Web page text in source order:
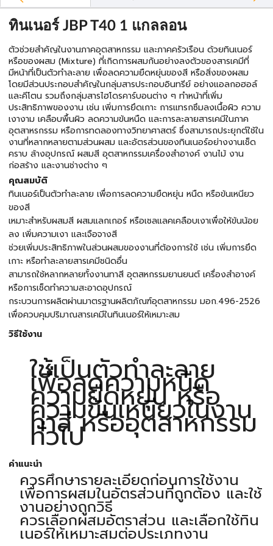
ทินเนอร์ JBP T40 1 แกลลอน
ตัวช่วยสำคัญในงานภาคอุตสาหกรรม และภาคครัวเรือน ด้วยทินเนอร์
หรือของผสม (Mixture) ที่เกิดการผสมกันอย่างลงตัวของสารเคมีที่
มีหน้าที่เป็นตัวทำละลาย เพื่อลดความยืดหยุ่นของสี หรือสิ่งของผสม
โดยมีส่วนประกอบสำคัญในกลุ่มสารประกอบอินทรีย์ อย่างแอลกอฮอล์
และคีโตน รวมถึงกลุ่มสารไฮโดรคาร์บอนต่าง ๆ ทำหน้าที่เพิ่ม
ประสิทธิภาพของงาน เช่น เพิ่มการยึดเกาะ การแทรกซึมลงเนื้อผิว ความ
เงางาม เคลือบพื้นผิว ลดความข้นหนืด และการละลายสารเคมีในภาค
อุตสาหรกรรม หรือการทดลองทางวิทยาศาสตร์ ซึ่งสามารถประยุกต์ใช้ใน
งานที่หลากหลายตามส่วนผสม และอัตรส่วนของทินเนอร์อย่างงานเช็ด
คราบ ล้างอุปกรณ์ ผสมสี อุตสาหกรรมเครื่องสำอางค์ งานไม้ งาน
ก่อสร้าง และงานช่างต่าง ๆ
คุณสมบัติ
ทินเนอร์เป็นตัวทำละลาย เพื่อการลดความยืดหยุ่น หนืด หรือข้นเหนียว
ของสี
เหมาะสำหรับผสมสี ผสมแลกเกอร์ หรือเชลแลคเคลือบเงาเพื่อให้ข้นน้อย
ลง เพิ่มความเงา และเจือจางสี
ช่วยเพิ่มประสิทธิภาพในส่วนผสมของงานที่ต้องการใช้ เช่น เพิ่มการยึด
เกาะ หรือทำละลายสารเคมีชนิดอื่น
สามารถใช้หลากหลายทั้งงานทาสี อุตสหกรรมยานยนต์ เครื่องสำอางค์
หรือการเช็ดทำความสะอาดอุปกรณ์
กระบวนการผลิตผ่านมาตรฐานผลิตภัณฑ์อุตสาหกรรม มอก.496-2526
เพื่อควบคุมปริมาณสารเคมีในทินเนอร์ให้เหมาะสม
วิธีใช้งาน
ใช้เป็นตัวทำละลาย
เพื่อลดความหนืด
ความยืดหยุ่น หรือ
ความข้นเหนียวในงาน
ทาสี หรืออุตสาหกรรม
ทั่วไป
คำแนะนำ
ควรศึกษารายละเอียดก่อนการใช้งาน
เพื่อการผสมในอัตรส่วนที่ถูกต้อง และใช้
งานอย่างถูกวิธี
ควรเลือกผสมอัตราส่วน และเลือกใช้ทิน
เนอร์ให้เหมาะสมต่อประเภทงาน